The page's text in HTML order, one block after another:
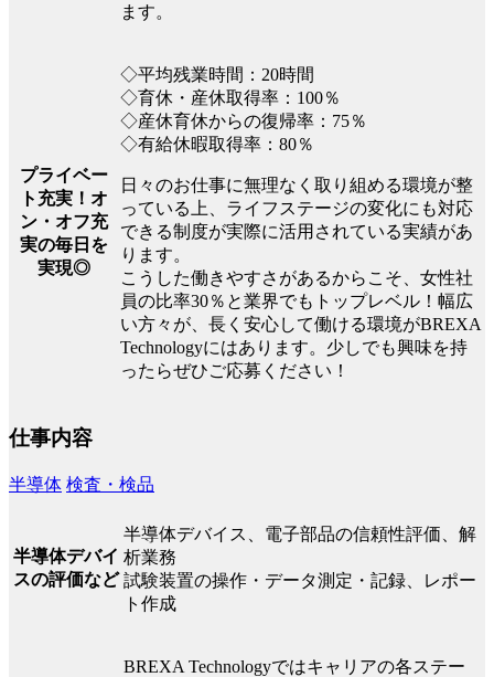
ます。
プライベー
ト充実！オ
ン・オフ充
実の毎日を
実現◎
◇平均残業時間：20時間
◇育休・産休取得率：100％
◇産休育休からの復帰率：75％
◇有給休暇取得率：80％
日々のお仕事に無理なく取り組める環境が整
っている上、ライフステージの変化にも対応
できる制度が実際に活用されている実績があ
ります。
こうした働きやすさがあるからこそ、女性社
員の比率30％と業界でもトップレベル！幅広
い方々が、長く安心して働ける環境がBREXA
Technologyにはあります。少しでも興味を持
ったらぜひご応募ください！
仕事内容
半導体 検査・検品
半導体デバイ
スの評価など
半導体デバイス、電子部品の信頼性評価、解
析業務
試験装置の操作・データ測定・記録、レポー
ト作成
BREXA Technologyではキャリアの各ステー